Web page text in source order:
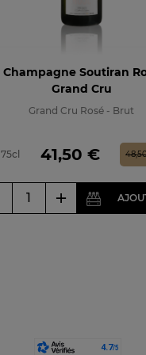
Champagne Soutiran
Grand Cru
Grand Cru Rosé - Brut
75cl Prix
41,50 €Prix de
+